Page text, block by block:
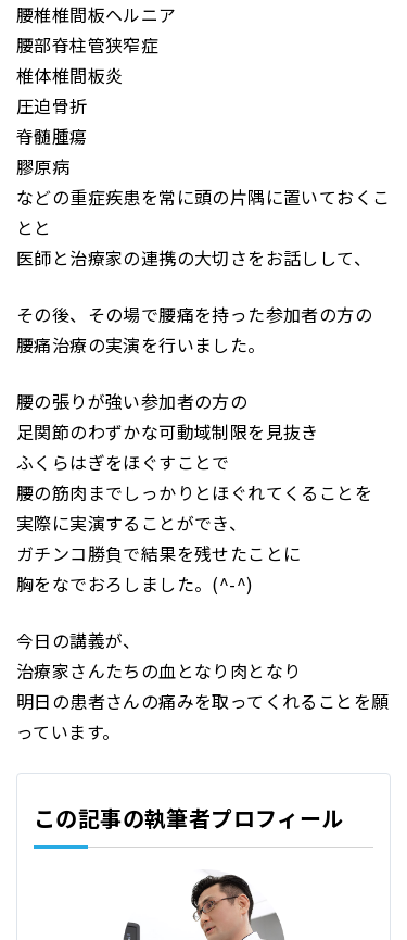
腰椎椎間板ヘルニア
腰部脊柱管狭窄症
椎体椎間板炎
圧迫骨折
脊髄腫瘍
膠原病
などの重症疾患を常に頭の片隅に置いておくこ
とと
医師と治療家の連携の大切さをお話しして、
その後、その場で腰痛を持った参加者の方の
腰痛治療の実演を行いました。
腰の張りが強い参加者の方の
足関節のわずかな可動域制限を見抜き
ふくらはぎをほぐすことで
腰の筋肉までしっかりとほぐれてくることを
実際に実演することができ、
ガチンコ勝負で結果を残せたことに
胸をなでおろしました。(^-^)
今日の講義が、
治療家さんたちの血となり肉となり
明日の患者さんの痛みを取ってくれることを願
っています。
この記事の執筆者プロフィール